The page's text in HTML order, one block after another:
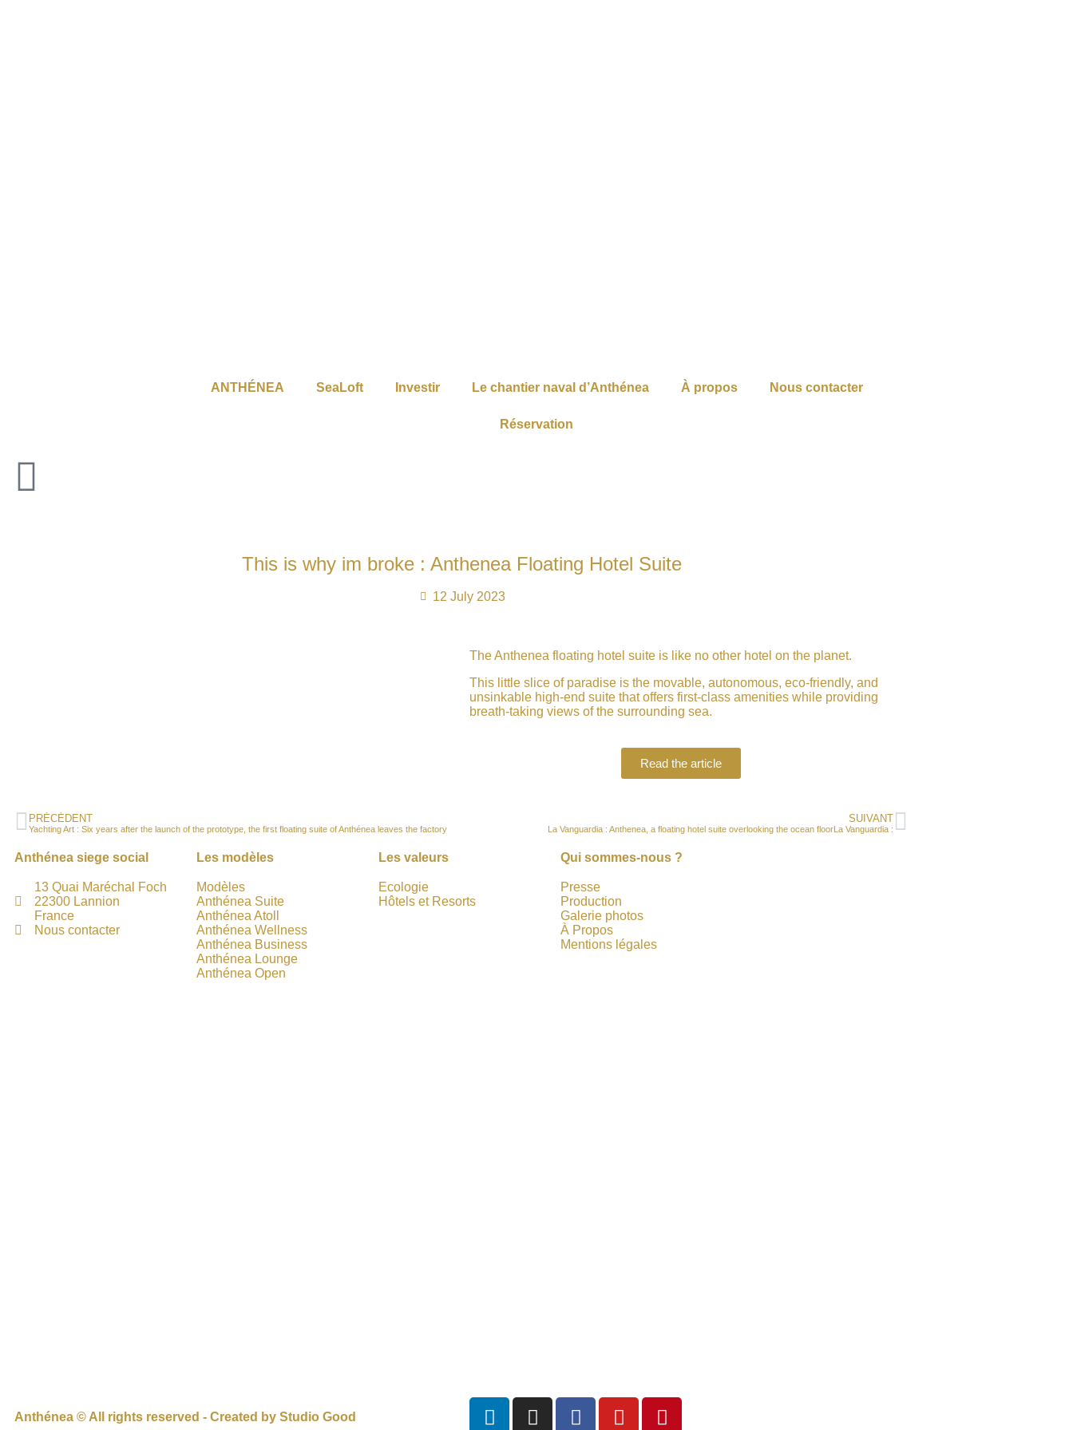
ANTHÉNEA SeaLoft Investir Le chantier naval d’Anthénea À propos Nous contacter
Réservation
This is why im broke : Anthenea Floating Hotel Suite
12 July 2023
The Anthenea floating hotel suite is like no other hotel on the planet.
This little slice of paradise is the movable, autonomous, eco-friendly, and
unsinkable high-end suite that offers first-class amenities while providing
breath-taking views of the surrounding sea.
Read the article
PRÉCÉDENT
Yachting Art : Six years after the launch of the prototype, the first floating suite of Anthénea leaves the factory
SUIVANT
La Vanguardia : Anthenea, a floating hotel suite overlooking the ocean floorLa Vanguardia :
Anthénea siege social
13 Quai Maréchal Foch
22300 Lannion
France
Nous contacter
Les modèles
Modèles
Anthénea Suite
Anthénea Atoll
Anthénea Wellness
Anthénea Business
Anthénea Lounge
Anthénea Open
Les valeurs
Ecologie
Hôtels et Resorts
Qui sommes-nous ?
Presse
Production
Galerie photos
À Propos
Mentions légales
Anthénea © All rights reserved - Created by Studio Good